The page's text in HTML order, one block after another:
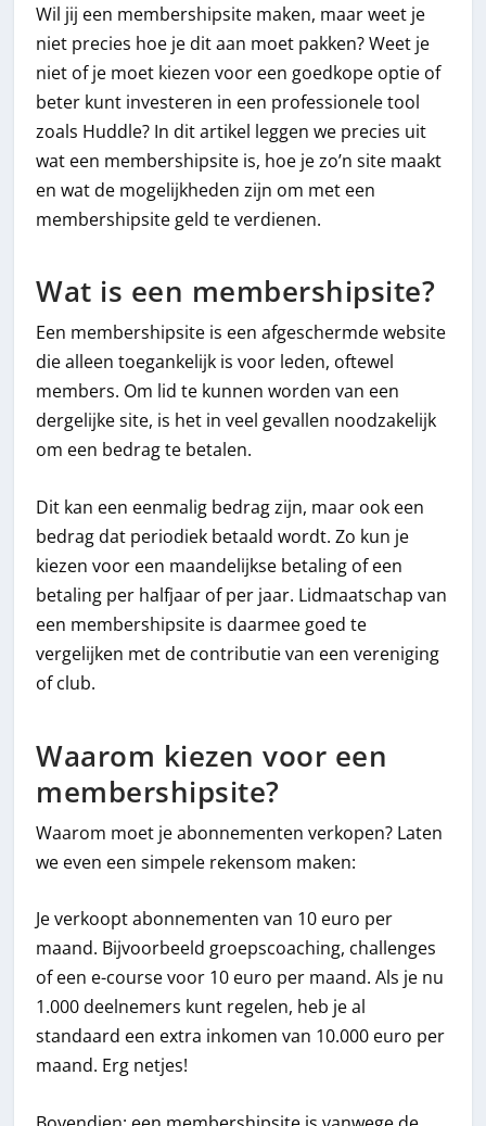
Wil jij een membershipsite maken, maar weet je
niet precies hoe je dit aan moet pakken? Weet je
niet of je moet kiezen voor een goedkope optie of
beter kunt investeren in een professionele tool
zoals Huddle? In dit artikel leggen we precies uit
wat een membershipsite is, hoe je zo’n site maakt
en wat de mogelijkheden zijn om met een
membershipsite geld te verdienen.
Wat is een membershipsite?
Een membershipsite is een afgeschermde website
die alleen toegankelijk is voor leden, oftewel
members. Om lid te kunnen worden van een
dergelijke site, is het in veel gevallen noodzakelijk
om een bedrag te betalen.
Dit kan een eenmalig bedrag zijn, maar ook een
bedrag dat periodiek betaald wordt. Zo kun je
kiezen voor een maandelijkse betaling of een
betaling per halfjaar of per jaar. Lidmaatschap van
een membershipsite is daarmee goed te
vergelijken met de contributie van een vereniging
of club.
Waarom kiezen voor een
membershipsite?
Waarom moet je abonnementen verkopen? Laten
we even een simpele rekensom maken:
Je verkoopt abonnementen van 10 euro per
maand. Bijvoorbeeld groepscoaching, challenges
of een e-course voor 10 euro per maand. Als je nu
1.000 deelnemers kunt regelen, heb je al
standaard een extra inkomen van 10.000 euro per
maand. Erg netjes!